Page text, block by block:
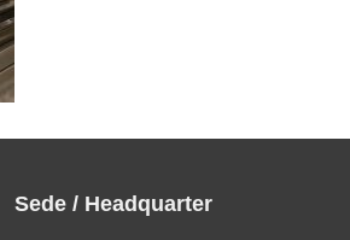
Sede / Headquarter